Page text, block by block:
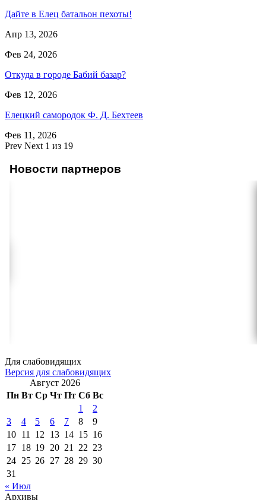
Дайте в Елец батальон пехоты!
Апр 13, 2026
Фев 24, 2026
Откуда в городе Бабий базар?
Фев 12, 2026
Елецкий самородок Ф. Д. Бехтеев
Фев 11, 2026
Prev Next 1 из 19
Новости партнеров
Для слабовидящих
Версия для слабовидящих
Август 2026
Пн Вт Ср Чт Пт Сб Вс
1
2
3
4 5 6 7 8
9
10 11 12 13 14 15 16
17 18 19 20 21 22 23
24 25 26 27 28 29 30
31
« Июл
Архивы